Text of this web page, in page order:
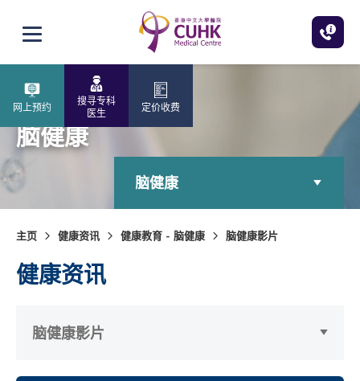
打开选单
网上预约
搜寻专科
医生
定价收费
脑健康
脑健康
主页 健康资讯 健康教育 - 脑健康 脑健康影片
健康资讯
脑健康影片